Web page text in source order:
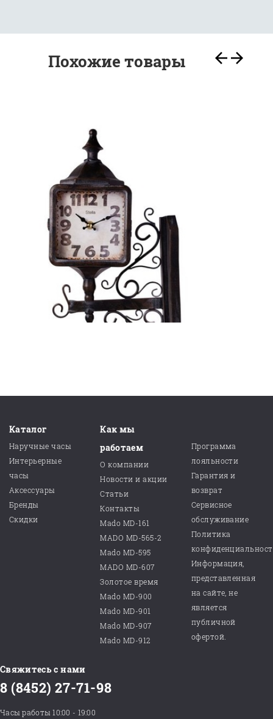
Похожие товары
Каталог
Наручные часы
Интерьерные
часы
Аксессуары
Бренды
Скидки
Как мы
работаем
О компании
Новости и акции
Статьи
Контакты
Mado MD-161
MADO MD-565-2
Mado MD-595
MADO MD-607
Золотое время
Mado MD-900
Mado MD-901
Mado MD-907
Mado MD-912
Программа
лояльности
Гарантия и
возврат
Сервисное
обслуживание
Политика
Информация,
представленная
на сайте, не
является
публичной
офертой.
Свяжитесь с нами
8 (8452) 27-71-98
Часы работы 10:00 - 19:00